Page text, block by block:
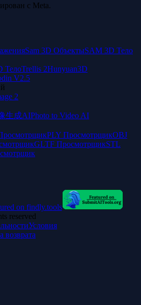
с Meta.
Sam 3D ОбъектыSAM 3D Тело
ТелоTrellis 2Hunyuan3D
V2.5
2
生成AIPhoto to Video AI
PLY ПросмотрщикOBJ
GLTF ПросмотрщикSTL
reserved
Условия
возврата